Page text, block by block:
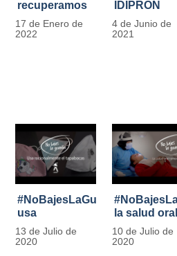
recuperamos
las bancas del
Park Way
17 de Enero de
2022
IDIPRON
con la
4 de Junio de
2021
#NoBajesLaGuardia:
usa
racionalmente
el tapabocas
13 de Julio de
2020
la salud oral
también
cuenta
10 de Julio de
2020